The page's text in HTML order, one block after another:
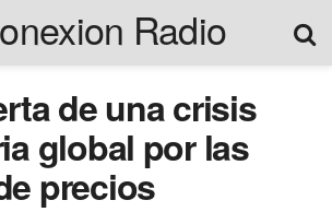
de una crisis
global por las
precios